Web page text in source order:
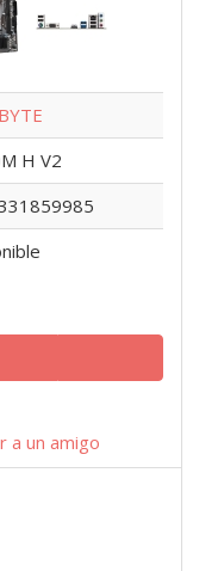
H V2
a un amigo